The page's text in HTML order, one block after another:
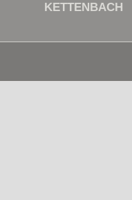
KETTENBACH